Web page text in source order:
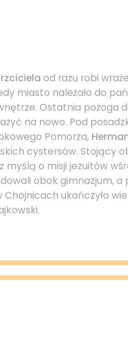
od razu robi
miasto należało do
Ostatnia pożoga
na nowo. Pod
Pomorza,
cystersów. Stojący
o misji jezuitów
obok gimnazjum, a
Chojnicach ukończyło